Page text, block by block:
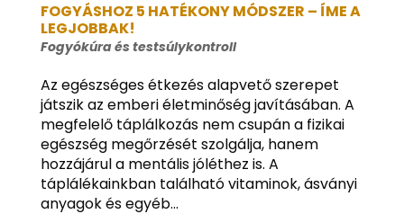
FOGYÁSHOZ 5 HATÉKONY MÓDSZER – ÍME A
LEGJOBBAK!
Fogyókúra és testsúlykontroll
Az egészséges étkezés alapvető szerepet
játszik az emberi életminőség javításában. A
megfelelő táplálkozás nem csupán a fizikai
egészség megőrzését szolgálja, hanem
hozzájárul a mentális jóléthez is. A
táplálékainkban található vitaminok, ásványi
anyagok és egyéb...